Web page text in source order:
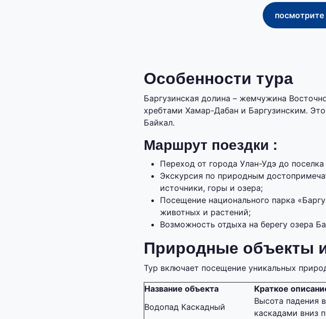
Особенности тура
Баргузинская долина – жемчужина
хребтами Хамар-Дабан и Баргузинским.
Байкал.
Маршрут поездки :
Переход от города Улан-Удэ до
Экскурсия по природным
источники, горы и озера;
Посещение национального парка
животных и растений;
Возможность отдыха на берегу озера
Природные объекты
Тур включает посещение уникальных
Название объекта
Краткое
Водопад Каскадный
Высота падения
каскадами вниз